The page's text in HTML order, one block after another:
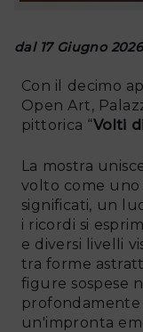
dal 17 Giugno
Con il decimo
Open Art,
pittorica “Volti
La mostra
volto come uno
significati, un
i ricordi si
e diversi livelli
tra forme
figure sospese
profondamente
un'impronta